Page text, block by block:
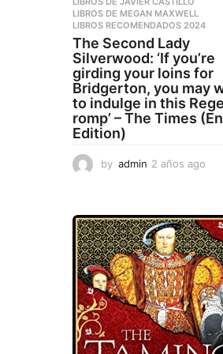
LIBROS DE MEGAN MAXWELL
LIBROS RECOMENDADOS 2024
The Second Lady
Silverwood: ‘If you’re
girding your loins for
Bridgerton, you may
to indulge in this
romp’ – The Times
Edition)
by admin 2 años ago
s
a
g
o